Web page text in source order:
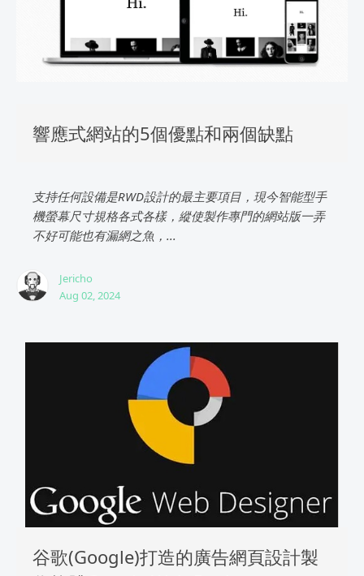
響應式網站的5個優點和兩個缺點
支持任何設備是RWD設計的最主要項目，現今智能型手
機螢幕尺寸規格各式各樣，縱使製作專門的網站版一弄
不好可能也有漏網之魚，...
Jericho
Aug 02, 2024
谷歌(Google)打造的廣告網頁設計製